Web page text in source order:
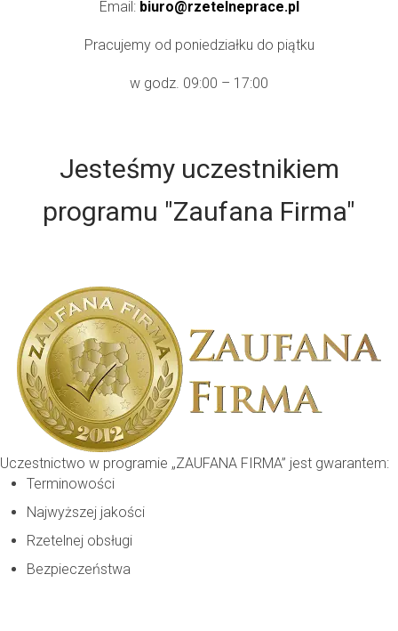
Email: biuro@rzetelneprace.pl
Pracujemy od poniedziałku do piątku
w godz. 09:00 – 17:00
Jesteśmy uczestnikiem
programu "Zaufana Firma"
Uczestnictwo w programie „ZAUFANA FIRMA” jest gwarantem:
Terminowości
Najwyższej jakości
Rzetelnej obsługi
Bezpieczeństwa